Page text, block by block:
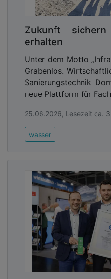
Zukunft
erhalten
Unter dem Motto
Grabenlos.
Sanierungstechnik
neue Plattform für
25.06.2026, Lesezeit ca. 3
wasser